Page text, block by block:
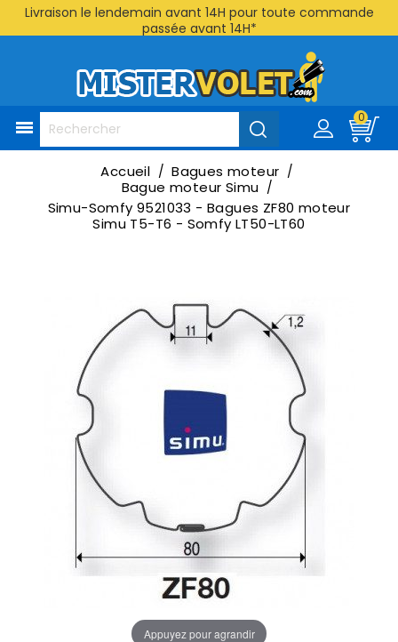
Livraison le lendemain avant 14H pour toute commande
passée avant 14H*

0
Accueil
Bagues moteur
Bague moteur Simu
Simu-Somfy 9521033 - Bagues ZF80 moteur
Simu T5-T6 - Somfy LT50-LT60
Appuyez pour agrandir